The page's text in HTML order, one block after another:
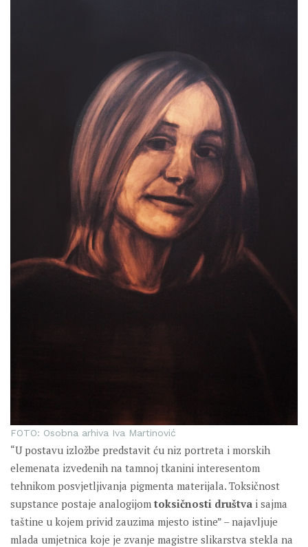
FOTO: Osobna arhiva Iva Martinović
“U postavu izložbe predstavit ću niz portreta i morskih
elemenata izvedenih na tamnoj tkanini interesentom
tehnikom posvjetljivanja pigmenta materijala. Toksičnost
supstance postaje analogijom toksičnosti društva i sajma
taštine u kojem privid zauzima mjesto istine” – najavljuje
mlada umjetnica koje je zvanje magistre slikarstva stekla na